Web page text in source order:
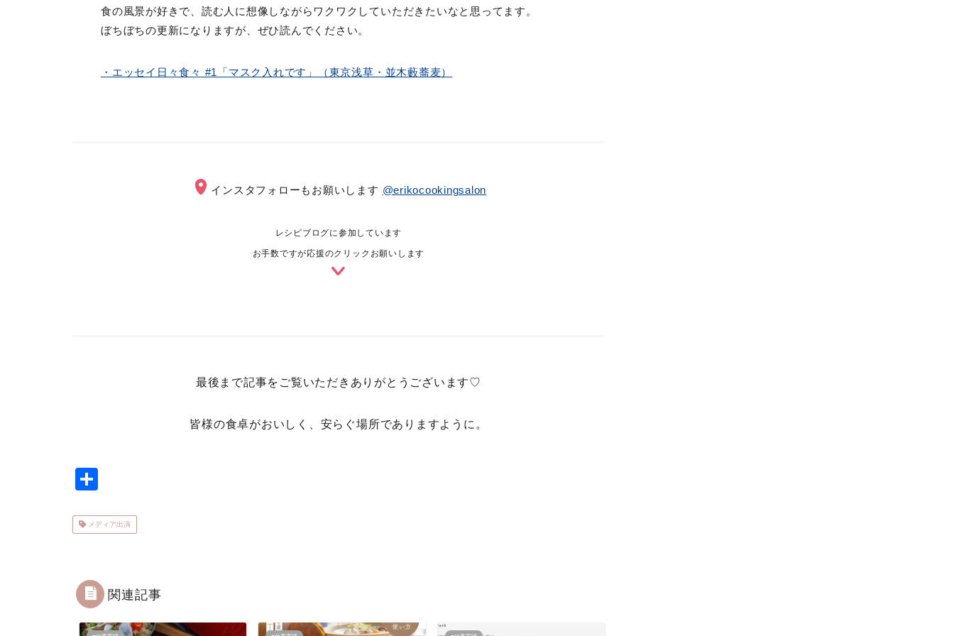
食の風景が好きで、読む人に想像しながらワクワクしていただきたいなと思ってます。
ぼちぼちの更新になりますが、ぜひ読んでください。
・エッセイ日々食々 #1「マスク入れです」（東京浅草・並木藪蕎麦）
インスタフォローもお願いします @erikocookingsalon
レシピブログに参加しています
お手数ですが応援のクリックお願いします
最後まで記事をご覧いただきありがとうございます♡
皆様の食卓がおいしく、安らぐ場所でありますように。
メディア出演
関連記事